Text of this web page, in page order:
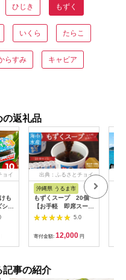
ひじき もずく
いくら たらこ
らすみ キャビア
の返礼品
ョイ
も
ー
の
け
パ
出典：ふるさとチョイ
沖縄県 うるま市
もずくスープ 20個
【お手軽 即席スー
プ】
5.0
寄付金額: 12,000 円
記事の紹介